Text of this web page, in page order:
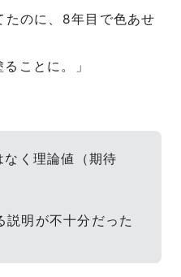
たのに、8年目で色あせ
ことに。」
なく理論値（期待
説明が不十分だった